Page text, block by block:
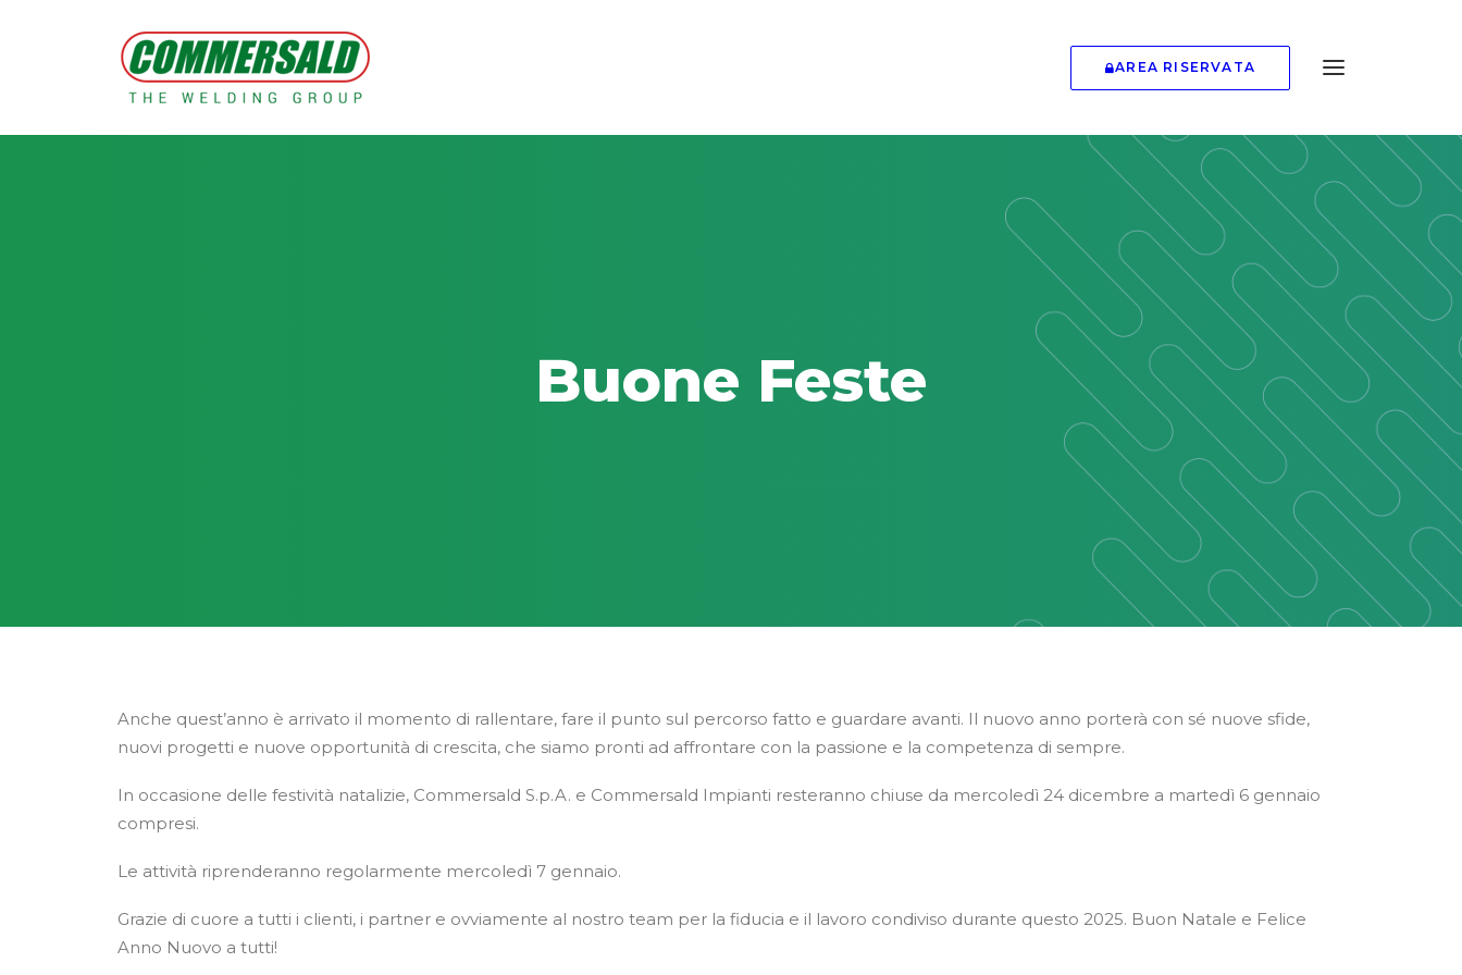
AREA RISERVATA
Buone Feste
Anche quest’anno è arrivato il momento di rallentare, fare il punto sul percorso fatto e guardare avanti. Il nuovo anno porterà con sé nuove sfide,
nuovi progetti e nuove opportunità di crescita, che siamo pronti ad affrontare con la passione e la competenza di sempre.
In occasione delle festività natalizie, Commersald S.p.A. e Commersald Impianti resteranno chiuse da mercoledì 24 dicembre a martedì 6 gennaio
compresi.
Le attività riprenderanno regolarmente mercoledì 7 gennaio.
Grazie di cuore a tutti i clienti, i partner e ovviamente al nostro team per la fiducia e il lavoro condiviso durante questo 2025. Buon Natale e Felice
Anno Nuovo a tutti!